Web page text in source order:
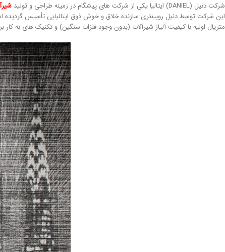
شرکت دنیل (DANIEL) ایتالیا یکی از شرکت های پیشگام در زمینه طراحی و تولید
این شرکت توسط دنیل روبینتری سازنده خلاق و خوش ذوق ایتالیایی تأسیس
متریال اولیه با کیفیت آلیاژ شیرآلات (بدون وجود فلزات سنگین) و تکنیک های به